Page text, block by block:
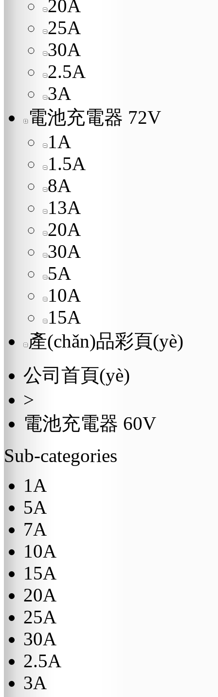
20A
25A
30A
2.5A
3A
電池充電器 72V
1A
1.5A
8A
13A
20A
30A
5A
10A
15A
產(chǎn)品彩頁(yè)
公司首頁(yè)
>
電池充電器 60V
Sub-categories
1A
5A
7A
10A
15A
20A
25A
30A
2.5A
3A